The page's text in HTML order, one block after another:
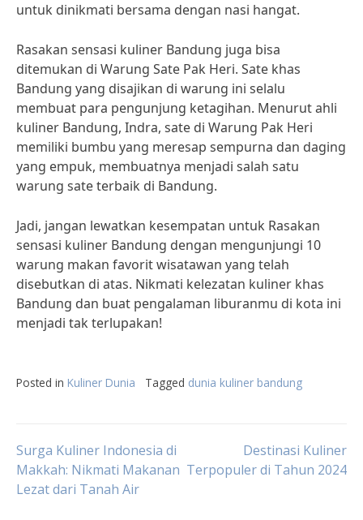
untuk dinikmati bersama dengan nasi hangat.
Rasakan sensasi kuliner Bandung juga bisa
ditemukan di Warung Sate Pak Heri. Sate khas
Bandung yang disajikan di warung ini selalu
membuat para pengunjung ketagihan. Menurut ahli
kuliner Bandung, Indra, sate di Warung Pak Heri
memiliki bumbu yang meresap sempurna dan daging
yang empuk, membuatnya menjadi salah satu
warung sate terbaik di Bandung.
Jadi, jangan lewatkan kesempatan untuk Rasakan
sensasi kuliner Bandung dengan mengunjungi 10
warung makan favorit wisatawan yang telah
disebutkan di atas. Nikmati kelezatan kuliner khas
Bandung dan buat pengalaman liburanmu di kota ini
menjadi tak terlupakan!
Posted in Kuliner Dunia Tagged dunia kuliner bandung
Post
navigation
Surga Kuliner Indonesia di
Makkah: Nikmati Makanan
Lezat dari Tanah Air
Destinasi Kuliner
Terpopuler di Tahun 2024